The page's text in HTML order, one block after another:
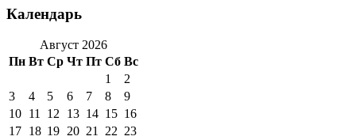
Календарь
Август 2026
Пн Вт Ср Чт Пт Сб Вс
1
2
3
4 5 6 7 8
9
10 11 12 13 14 15 16
17 18 19 20 21 22 23